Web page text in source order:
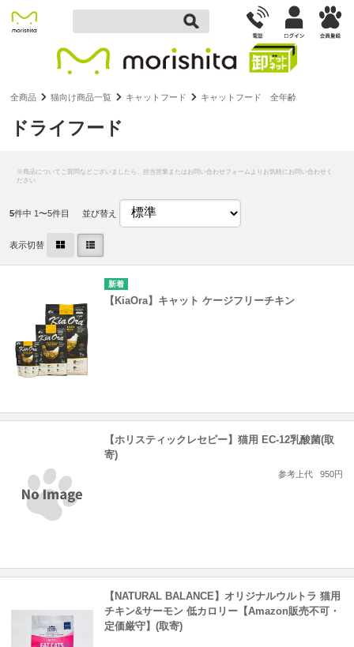
全商品 猫向け商品一覧 キャットフード キャットフード 全年齢
ドライフード
5件中 1〜5件目 並び替え
表示切替
【KiaOra】キャット ケージフリーチキン
【ホリスティックレセピー】猫用 EC-12乳酸菌(取
寄)
参考上代 950円
【NATURAL BALANCE】オリジナルウルトラ 猫用
チキン&サーモン 低カロリー【Amazon販売不可・
定価厳守】(取寄)